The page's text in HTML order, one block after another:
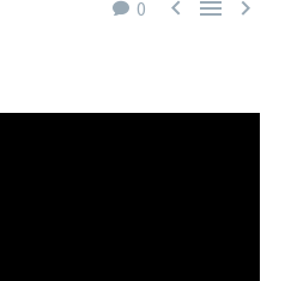
0   